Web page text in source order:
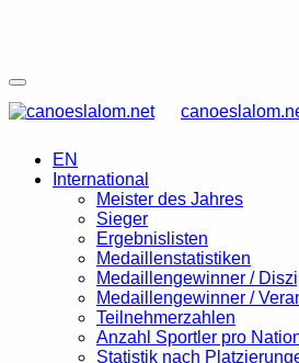
EN
International
Meister des Jahres
Sieger
Ergebnislisten
Medaillenstatistiken
Medaillengewinner /
Medaillengewinner /
Teilnehmerzahlen
Anzahl Sportler pro
Statistik nach